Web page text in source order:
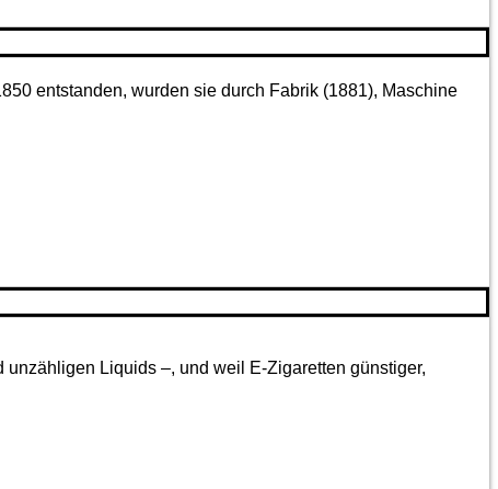
entstanden, wurden sie durch Fabrik (1881), Maschine
Liquids –, und weil E-Zigaretten günstiger,